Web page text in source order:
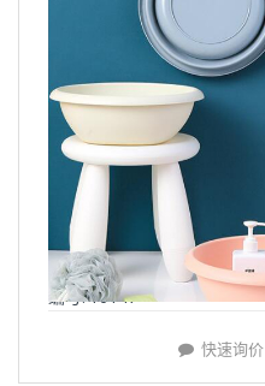
编号: Y6147
快速询价